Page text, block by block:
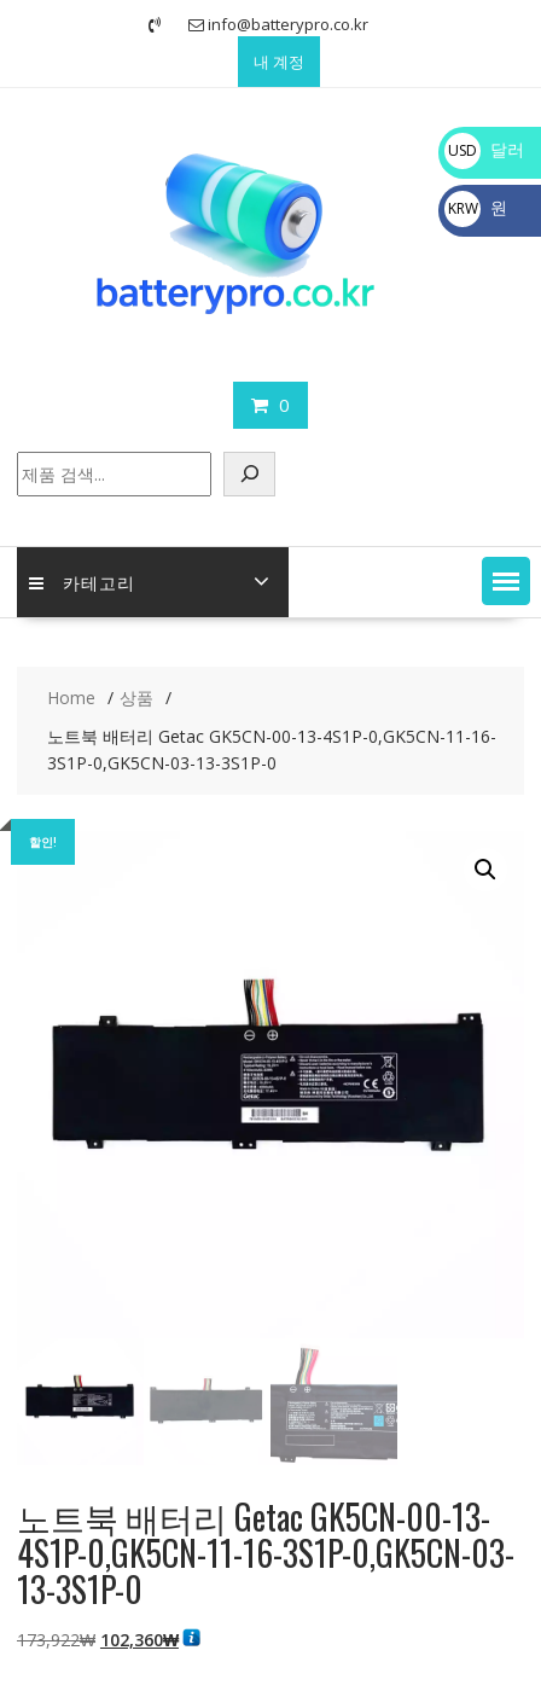
info@batterypro.co.kr
내 계정
0
색
카테고리
Home
상품
노트북 배터리 Getac GK5CN-00-13-4S1P-0,GK5CN-11-16-
3S1P-0,GK5CN-03-13-3S1P-0
할인!
노트북 배터리 Getac GK5CN-00-13-
4S1P-0,GK5CN-11-16-3S1P-0,GK5CN-03-
13-3S1P-0
173,922₩ 원
102,360₩현
USD
$
달러
KRW
₩
원